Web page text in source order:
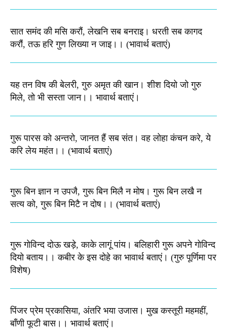
सात समंद की मसि करौं, लेखनि सब बनराइ। धरती सब कागद
करौं, तऊ हरि गुण लिख्या न जाइ।। (भावार्थ बताएं)
यह तन विष की बेलरी, गुरु अमृत की खान। शीश दियो जो गुरु
मिले, तो भी सस्ता जान।। भावार्थ बताएं।
गुरू पारस को अन्तरो, जानत हैं सब संत। वह लोहा कंचन करे, ये
करि लेय महंत।। (भावार्थ बताएं)
गुरू बिन ज्ञान न उपजै, गुरू बिन मिलै न मोष। गुरू बिन लखै न
सत्य को, गुरू बिन मिटै न दोष।। (भावार्थ बताएं)
गुरू गोविन्द दोऊ खड़े, काके लागूं पांय। बलिहारी गुरू अपने गोविन्द
दियो बताय।। कबीर के इस दोहे का भावार्थ बताएं। (गुरु पूर्णिमा पर
विशेष)
पिंजर प्रेम प्रकासिया, अंतरि भया उजास। मुख कस्तूरी महमहीं,
बाँणी फूटी बास।।​ भावार्थ बताएं।